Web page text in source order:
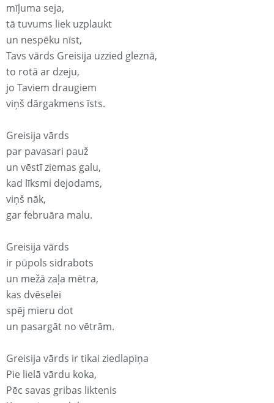
mīļuma seja,
tā tuvums liek uzplaukt
un nespēku nīst,
Tavs vārds Greisija uzzied gleznā,
to rotā ar dzeju,
jo Taviem draugiem
viņš dārgakmens īsts.
Greisija vārds
par pavasari pauž
un vēstī ziemas galu,
kad līksmi dejodams,
viņš nāk,
gar februāra malu.
Greisija vārds
ir pūpols sidrabots
un mežā zaļa mētra,
kas dvēselei
spēj mieru dot
un pasargāt no vētrām.
Greisija vārds ir tikai ziedlapiņa
Pie lielā vārdu koka,
Pēc savas gribas liktenis